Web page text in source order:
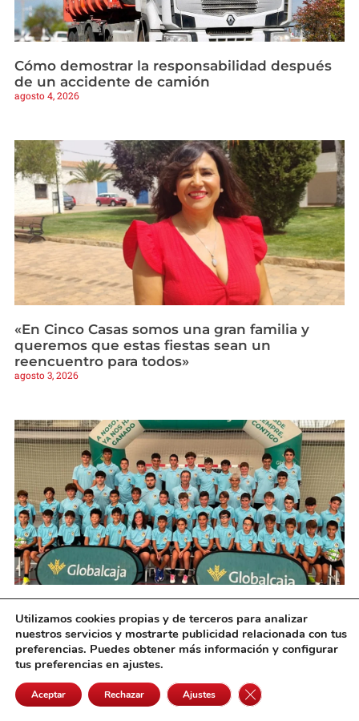
Cómo demostrar la responsabilidad después
de un accidente de camión
agosto 4, 2026
«En Cinco Casas somos una gran familia y
queremos que estas fiestas sean un
reencuentro para todos»
agosto 3, 2026
Dynamo Alcázar FS
agosto 3, 2026
Utilizamos cookies propias y de terceros para analizar
nuestros servicios y mostrarte publicidad relacionada con tus
preferencias. Puedes obtener más información y configurar
tus preferencias en ajustes.
Aceptar Rechazar Ajustes Cerrar el banner de